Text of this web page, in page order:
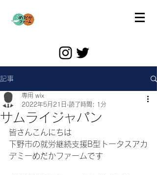
記事
サムライジャパン
専用 wix
2022年5月21日 読了時間: 1分
皆さんこんにちは
下野市の就労継続支援B型トータスアカ
デミーめだかファームです